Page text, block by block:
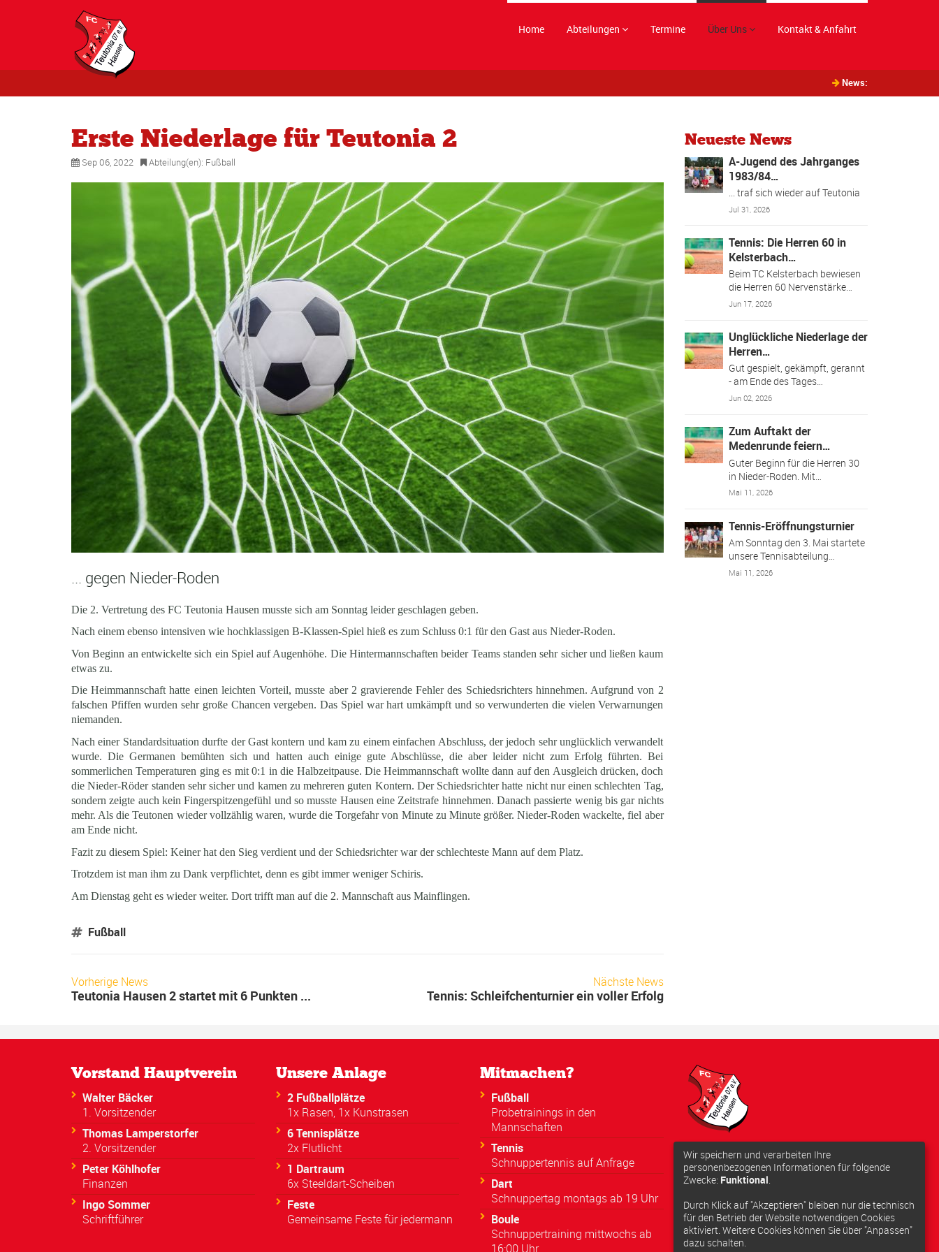
Home Abteilungen Termine Über Uns Kontakt & Anfahrt
News:
Erste Niederlage für Teutonia 2
Sep 06, 2022 Abteilung(en): Fußball
... gegen Nieder-Roden
Die 2. Vertretung des FC Teutonia Hausen musste sich am Sonntag leider geschlagen geben.
Nach einem ebenso intensiven wie hochklassigen B-Klassen-Spiel hieß es zum Schluss 0:1 für den Gast aus Nieder-Roden.
Von Beginn an entwickelte sich ein Spiel auf Augenhöhe. Die Hintermannschaften beider Teams standen sehr sicher und ließen kaum
etwas zu.
Die Heimmannschaft hatte einen leichten Vorteil, musste aber 2 gravierende Fehler des Schiedsrichters hinnehmen. Aufgrund von 2
falschen Pfiffen wurden sehr große Chancen vergeben. Das Spiel war hart umkämpft und so verwunderten die vielen Verwarnungen
niemanden.
Nach einer Standardsituation durfte der Gast kontern und kam zu einem einfachen Abschluss, der jedoch sehr unglücklich verwandelt
wurde. Die Germanen bemühten sich und hatten auch einige gute Abschlüsse, die aber leider nicht zum Erfolg führten. Bei
sommerlichen Temperaturen ging es mit 0:1 in die Halbzeitpause. Die Heimmannschaft wollte dann auf den Ausgleich drücken, doch
die Nieder-Röder standen sehr sicher und kamen zu mehreren guten Kontern. Der Schiedsrichter hatte nicht nur einen schlechten Tag,
sondern zeigte auch kein Fingerspitzengefühl und so musste Hausen eine Zeitstrafe hinnehmen. Danach passierte wenig bis gar nichts
mehr. Als die Teutonen wieder vollzählig waren, wurde die Torgefahr von Minute zu Minute größer. Nieder-Roden wackelte, fiel aber
am Ende nicht.
Fazit zu diesem Spiel: Keiner hat den Sieg verdient und der Schiedsrichter war der schlechteste Mann auf dem Platz.
Trotzdem ist man ihm zu Dank verpflichtet, denn es gibt immer weniger Schiris.
Am Dienstag geht es wieder weiter. Dort trifft man auf die 2. Mannschaft aus Mainflingen.
Fußball
Vorherige News
Teutonia Hausen 2 startet mit 6 Punkten ...
Nächste News
Tennis: Schleifchenturnier ein voller Erfolg
Neueste News
A-Jugend des Jahrganges
1983/84…
... traf sich wieder auf Teutonia
Jul 31, 2026
Tennis: Die Herren 60 in
Kelsterbach…
Beim TC Kelsterbach bewiesen
die Herren 60 Nervenstärke…
Jun 17, 2026
Unglückliche Niederlage der
Herren…
Gut gespielt, gekämpft, gerannt
- am Ende des Tages…
Jun 02, 2026
Zum Auftakt der
Medenrunde feiern…
Guter Beginn für die Herren 30
in Nieder-Roden. Mit…
Mai 11, 2026
Tennis-Eröffnungsturnier
Am Sonntag den 3. Mai startete
unsere Tennisabteilung…
Mai 11, 2026
Vorstand Hauptverein
Walter Bäcker
1. Vorsitzender
Thomas Lamperstorfer
2. Vorsitzender
Peter Köhlhofer
Finanzen
Ingo Sommer
Schriftführer
Unsere Anlage
2 Fußballplätze
1x Rasen, 1x Kunstrasen
6 Tennisplätze
2x Flutlicht
1 Dartraum
6x Steeldart-Scheiben
Feste
Gemeinsame Feste für jedermann
Mitmachen?
Fußball
Probetrainings in den
Mannschaften
Tennis
Schnuppertennis auf Anfrage
Dart
Schnuppertag montags ab 19 Uhr
Boule
Schnuppertraining mittwochs ab
16:00 Uhr
Adresse:
Schwarzbachstraße 10, 63179
Obertshausen
Anfahrt berechnen
Wir speichern und verarbeiten Ihre
personenbezogenen Informationen für folgende
Zwecke: Funktional.
Durch Klick auf "Akzeptieren" bleiben nur die technisch
für den Betrieb der Website notwendigen Cookies
aktiviert. Weitere Cookies können Sie über "Anpassen"
dazu schalten.